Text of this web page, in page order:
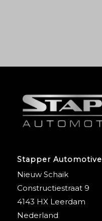
Stapper Automotive
Nieuw Schaik
Constructiestraat 9
4143 HX Leerdam
Nederland